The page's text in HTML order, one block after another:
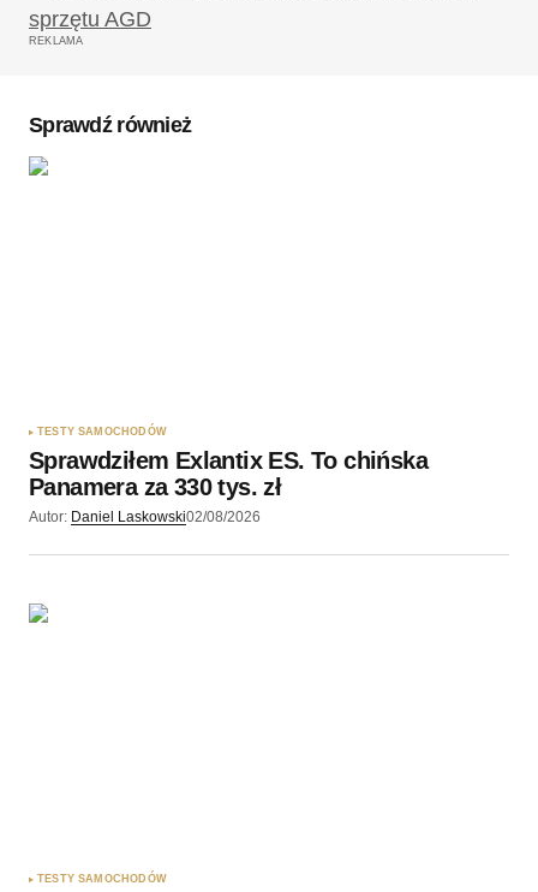
Wymagane pola są oznaczone
Wyślij komentarz
REKLAMA
Sprawdź również
TESTY SAMOCHODÓW
Sprawdziłem Exlantix ES. To chińska
Panamera za 330 tys. zł
Autor: Daniel Laskowski02/08/2026
TESTY SAMOCHODÓW